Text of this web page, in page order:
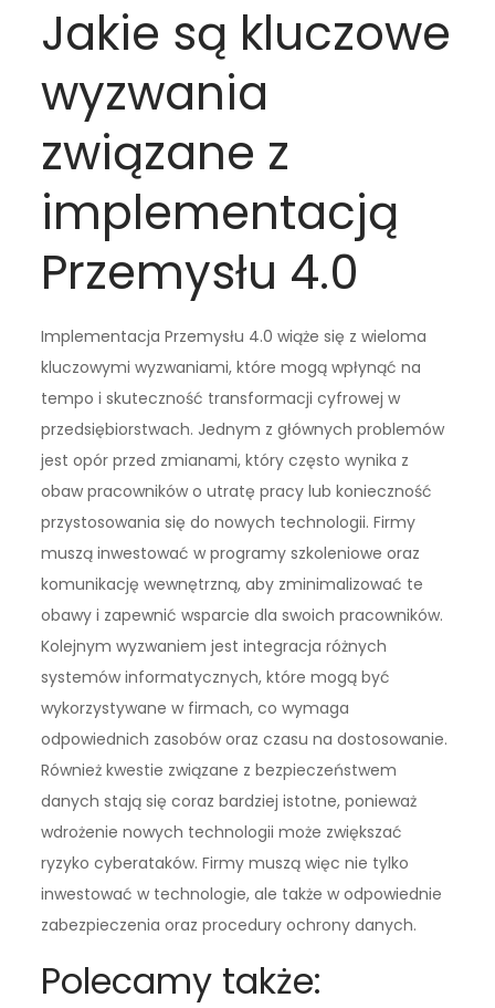
Jakie są kluczowe
wyzwania
związane z
implementacją
Przemysłu 4.0
Implementacja Przemysłu 4.0 wiąże się z wieloma
kluczowymi wyzwaniami, które mogą wpłynąć na
tempo i skuteczność transformacji cyfrowej w
przedsiębiorstwach. Jednym z głównych problemów
jest opór przed zmianami, który często wynika z
obaw pracowników o utratę pracy lub konieczność
przystosowania się do nowych technologii. Firmy
muszą inwestować w programy szkoleniowe oraz
komunikację wewnętrzną, aby zminimalizować te
obawy i zapewnić wsparcie dla swoich pracowników.
Kolejnym wyzwaniem jest integracja różnych
systemów informatycznych, które mogą być
wykorzystywane w firmach, co wymaga
odpowiednich zasobów oraz czasu na dostosowanie.
Również kwestie związane z bezpieczeństwem
danych stają się coraz bardziej istotne, ponieważ
wdrożenie nowych technologii może zwiększać
ryzyko cyberataków. Firmy muszą więc nie tylko
inwestować w technologie, ale także w odpowiednie
zabezpieczenia oraz procedury ochrony danych.
Polecamy także: